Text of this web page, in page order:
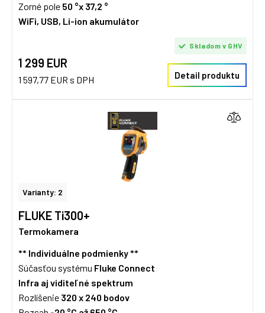
Zorné pole 50 °x 37,2 °
WiFi, USB, Li-ion akumulátor
1 299 EUR
1 597,77 EUR s DPH
Skladom v GHV
Detail produktu
Varianty: 2
FLUKE Ti300+
Termokamera
** Individuálne podmienky **
Súčasťou systému Fluke Connect
Infra aj viditeľné spektrum
Rozlíšenie 320 x 240 bodov